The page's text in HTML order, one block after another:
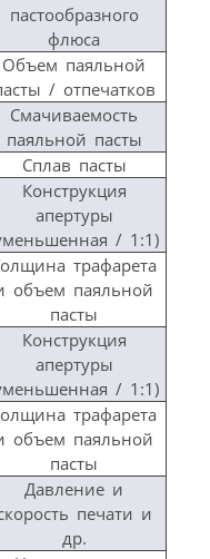
пастообразного
флюса
Объем паяльной
/ отпечатков
Смачиваемость
паяльной пасты
Сплав пасты
Конструкция
апертуры
/ 1:1)
трафарета
объем паяльной
пасты
Конструкция
апертуры
/ 1:1)
трафарета
объем паяльной
пасты
Давление и
печати и
др.